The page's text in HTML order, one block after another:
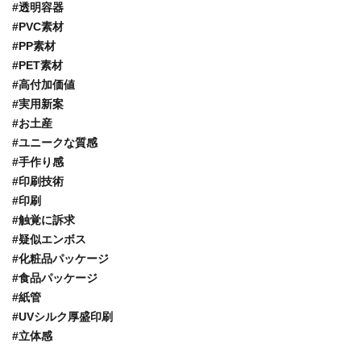
#透明容器
#PVC素材
#PP素材
#PET素材
#高付加価値
#実用新案
#お土産
#ユニークな質感
#手作り感
#印刷技術
#印刷
#触覚に訴求
#疑似エンボス
#化粧品パッケージ
#食品パッケージ
#紙管
#UVシルク厚盛印刷
#立体感